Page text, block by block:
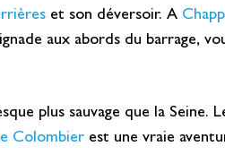
et son déversoir. A
aux abords du barrage,
plus sauvage que la Seine.
Colombier est une vraie